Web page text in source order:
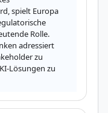
spielt Europa
Rolle.
adressiert
zu
Lösungen zu